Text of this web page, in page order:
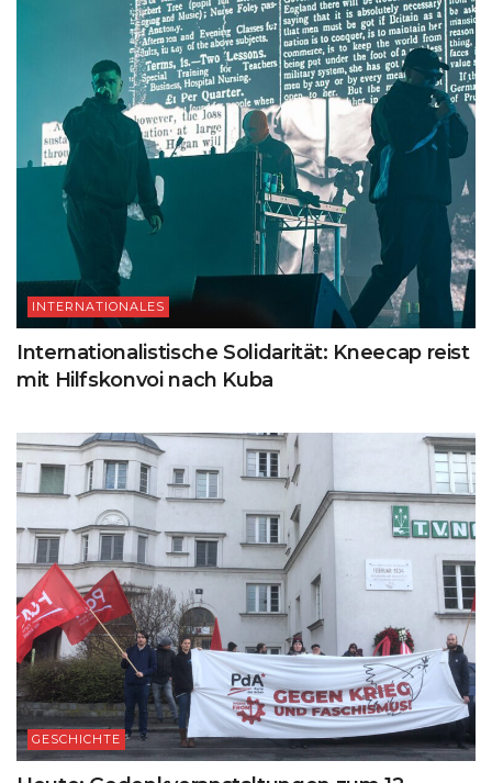
INTERNATIONALES
Internationalistische Solidarität: Kneecap reist
mit Hilfskonvoi nach Kuba
GESCHICHTE